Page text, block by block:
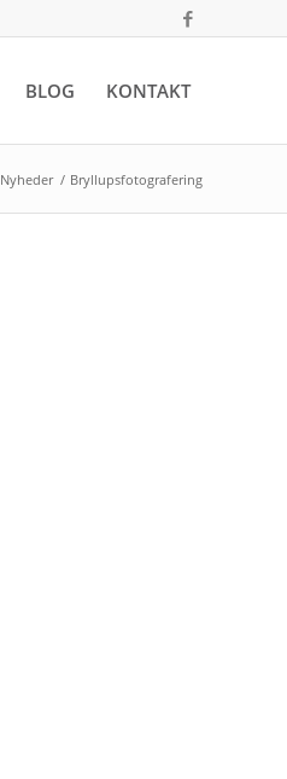
BLOG KONTAKT
Nyheder / Bryllupsfotografering